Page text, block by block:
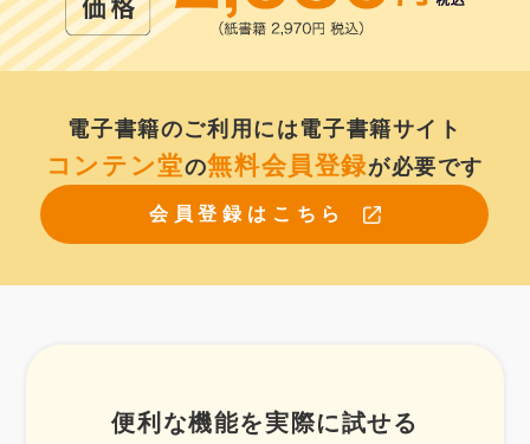
電子書籍のご利用には電子書籍サイト
コンテン堂の無料会員登録が必要です
会員登録はこちら
便利な機能を実際に試せる